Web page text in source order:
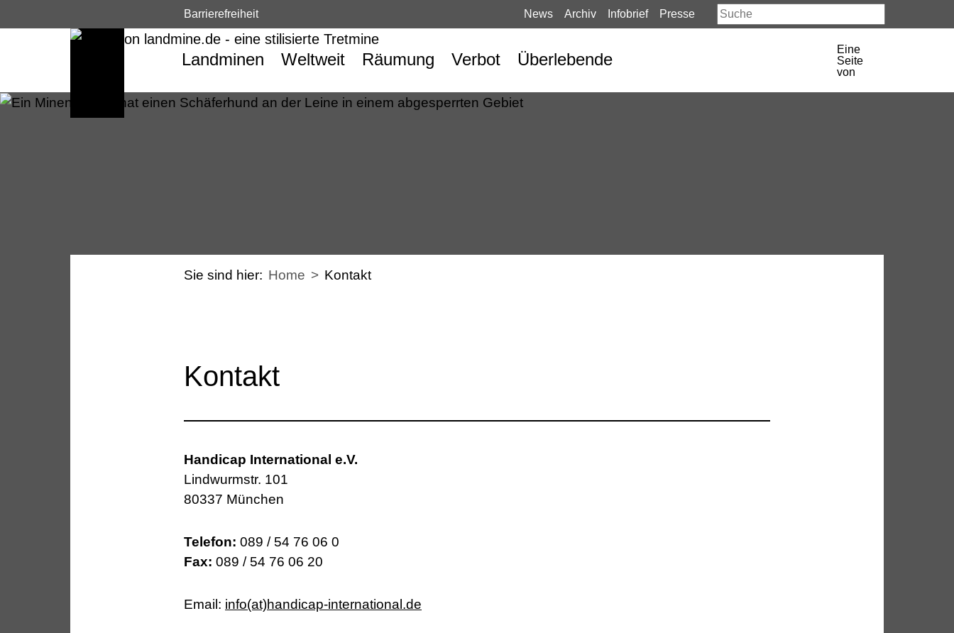
Barrierefreiheit News Archiv Infobrief Presse
Landminen Weltweit Räumung Verbot Überlebende
Eine
Seite
von
Sie sind hier: Home Kontakt
Kontakt
Handicap International e.V.
Lindwurmstr. 101
80337 München
Telefon: 089 / 54 76 06 0
Fax: 089 / 54 76 06 20
Email: info(at)handicap-international.de